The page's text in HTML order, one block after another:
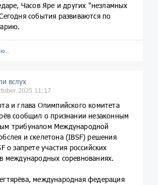
Часов Яре и других "незламных
события развиваются по
вслух
2025 11:17
и глава Олимпийского комитета
сообщил о признании незаконным
трибуналом Международной
и скелетона (IBSF) решения
о запрете участия российских
международных соревнованиях.
международная федерация